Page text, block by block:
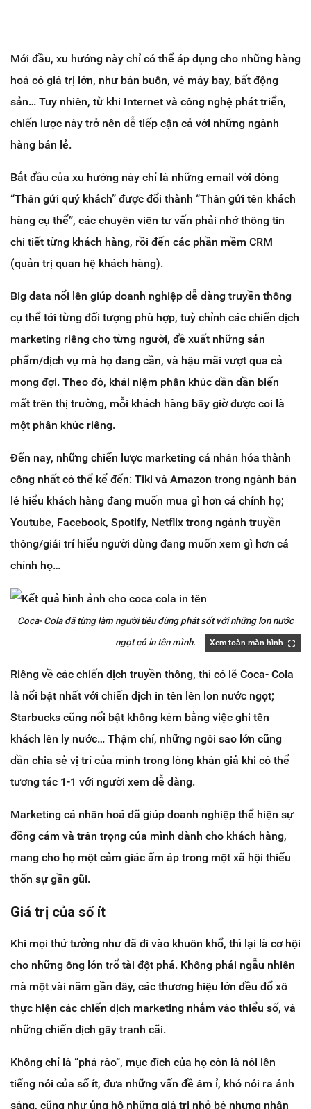
Mới đầu, xu hướng này chỉ có thể áp dụng cho những hàng
hoá có giá trị lớn, như bán buôn, vé máy bay, bất động
sản… Tuy nhiên, từ khi Internet và công nghệ phát triển,
chiến lược này trở nên dễ tiếp cận cả với những ngành
hàng bán lẻ.
Bắt đầu của xu hướng này chỉ là những email với dòng
“Thân gửi quý khách” được đổi thành “Thân gửi tên khách
hàng cụ thể”, các chuyên viên tư vấn phải nhớ thông tin
chi tiết từng khách hàng, rồi đến các phần mềm CRM
(quản trị quan hệ khách hàng).
Big data nổi lên giúp doanh nghiệp dễ dàng truyền thông
cụ thể tới từng đối tượng phù hợp, tuỳ chỉnh các chiến dịch
marketing riêng cho từng người, đề xuất những sản
phẩm/dịch vụ mà họ đang cần, và hậu mãi vượt qua cả
mong đợi. Theo đó, khái niệm phân khúc dần dần biến
mất trên thị trường, mỗi khách hàng bây giờ được coi là
một phân khúc riêng.
Đến nay, những chiến lược marketing cá nhân hóa thành
công nhất có thể kể đến: Tiki và Amazon trong ngành bán
lẻ hiểu khách hàng đang muốn mua gì hơn cả chính họ;
Youtube, Facebook, Spotify, Netflix trong ngành truyền
thông/giải trí hiểu người dùng đang muốn xem gì hơn cả
chính họ…
Xem toàn màn hình
Xem toàn màn hình
Coca- Cola đã từng làm người tiêu dùng phát sốt với những lon nước
ngọt có in tên mình.
Riêng về các chiến dịch truyền thông, thì có lẽ Coca- Cola
là nổi bật nhất với chiến dịch in tên lên lon nước ngọt;
Starbucks cũng nổi bật không kém bằng việc ghi tên
khách lên ly nước… Thậm chí, những ngôi sao lớn cũng
dần chia sẻ vị trí của mình trong lòng khán giả khi có thể
tương tác 1-1 với người xem dễ dàng.
Marketing cá nhân hoá đã giúp doanh nghiệp thể hiện sự
đồng cảm và trân trọng của mình dành cho khách hàng,
mang cho họ một cảm giác ấm áp trong một xã hội thiếu
thốn sự gần gũi.
Giá trị của số ít
Khi mọi thứ tưởng như đã đi vào khuôn khổ, thì lại là cơ hội
cho những ông lớn trổ tài đột phá. Không phải ngẫu nhiên
mà một vài năm gần đây, các thương hiệu lớn đều đổ xô
thực hiện các chiến dịch marketing nhắm vào thiểu số, và
những chiến dịch gây tranh cãi.
Không chỉ là “phá rào”, mục đích của họ còn là nói lên
tiếng nói của số ít, đưa những vấn đề âm ỉ, khó nói ra ánh
sáng, cũng như ủng hộ những giá trị nhỏ bé nhưng nhân